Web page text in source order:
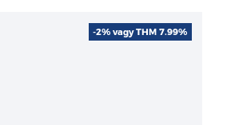
-2% vagy THM 7.99%